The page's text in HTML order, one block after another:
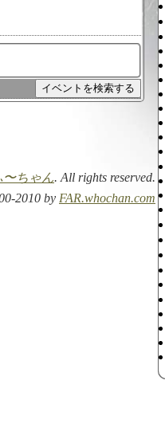
〜ちゃん. All rights reserved.
2010 by FAR.whochan.com